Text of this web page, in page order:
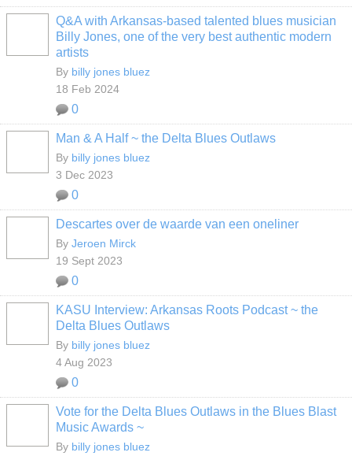
Q&A with Arkansas-based talented blues musician
Billy Jones, one of the very best authentic modern
artists
By billy jones bluez
18 Feb 2024
0
Man & A Half ~ the Delta Blues Outlaws
By billy jones bluez
3 Dec 2023
0
Descartes over de waarde van een oneliner
By Jeroen Mirck
19 Sept 2023
0
KASU Interview: Arkansas Roots Podcast ~ the
Delta Blues Outlaws
By billy jones bluez
4 Aug 2023
0
Vote for the Delta Blues Outlaws in the Blues Blast
Music Awards ~
By billy jones bluez